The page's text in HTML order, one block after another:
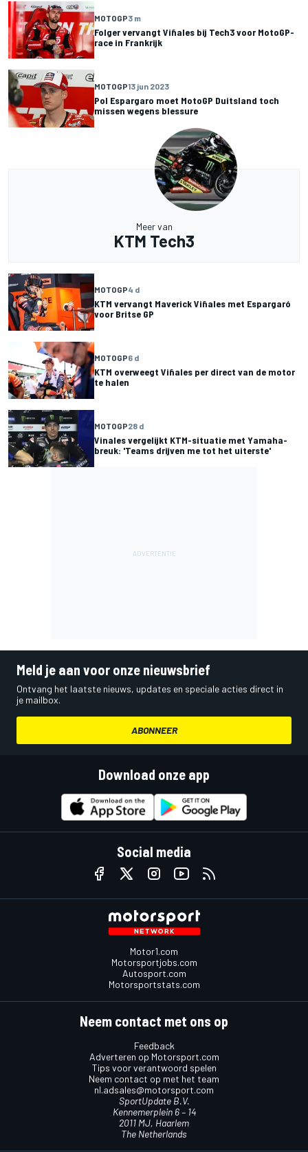
MOTOGP3 m
Folger vervangt Viñales bij Tech3 voor MotoGP-
race in Frankrijk
MOTOGP13 jun 2023
Pol Espargaro moet MotoGP Duitsland toch
missen wegens blessure
Meer van
KTM Tech3
MOTOGP4 d
KTM vervangt Maverick Viñales met Espargaró
voor Britse GP
MOTOGP6 d
KTM overweegt Viñales per direct van de motor
te halen
MOTOGP28 d
Vinales vergelijkt KTM-situatie met Yamaha-
breuk: 'Teams drijven me tot het uiterste'
Meld je aan voor onze nieuwsbrief
Ontvang het laatste nieuws, updates en speciale acties direct in
je mailbox.
ABONNEER
Download onze app
Social media
Motor1.com
Motorsportjobs.com
Autosport.com
Motorsportstats.com
Neem contact met ons op
Feedback
Adverteren op Motorsport.com
Tips voor verantwoord spelen
Neem contact op met het team
nl.adsales@motorsport.com
SportUpdate B.V.
Kennemerplein 6 – 14
2011 MJ, Haarlem
The Netherlands